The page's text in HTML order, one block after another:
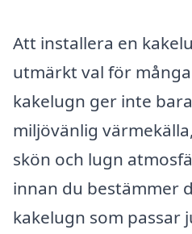
Att installera en
utmärkt val för
kakelugn ger inte
miljövänlig
skön och lugn
innan du bestämmer
kakelugn som passar